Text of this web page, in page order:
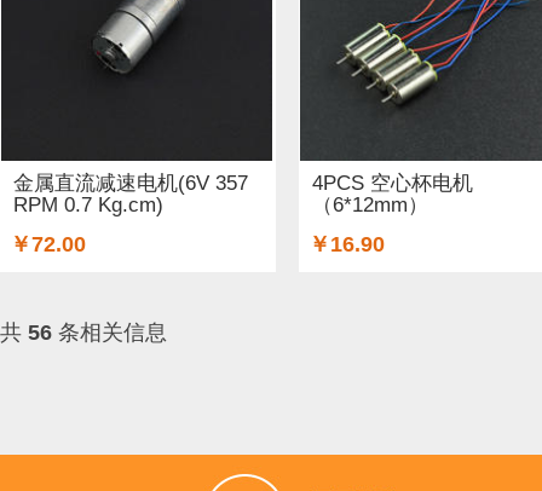
金属直流减速电机(6V 357
RPM 0.7 Kg.cm)
￥72.00
4PCS 空心杯电机
（6*12mm）
￥16.90
共 56 条相关信息